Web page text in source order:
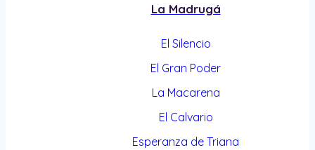
La Madrugá
El Silencio
El Gran Poder
La Macarena
El Calvario
Esperanza de Triana